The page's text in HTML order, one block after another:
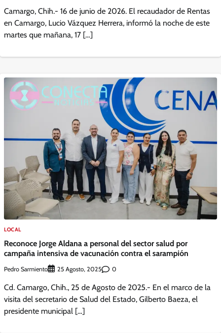
Camargo, Chih.- 16 de junio de 2026. El recaudador de Rentas
en Camargo, Lucio Vázquez Herrera, informó la noche de este
martes que mañana, 17 […]
LOCAL
Reconoce Jorge Aldana a personal del sector salud por
campaña intensiva de vacunación contra el sarampión
Pedro Sarmiento 25 Agosto, 2025 0
Cd. Camargo, Chih., 25 de Agosto de 2025.- En el marco de la
visita del secretario de Salud del Estado, Gilberto Baeza, el
presidente municipal […]